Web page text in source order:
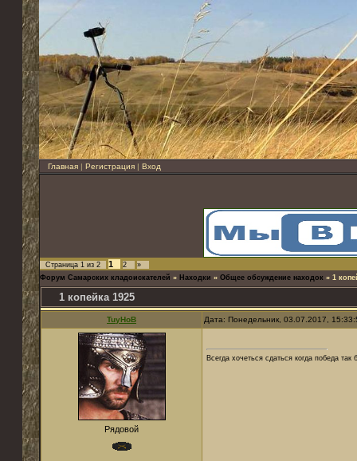
Главная | Регистрация | Вход
Страница 1 из 2 1 2
»
Форум Самарских кладоискателей » Находки » Общее обсуждение находок » 1
1 копейка 1925
TuyHoB Дата: Понедельник, 03.07.2017,
Рядовой
Всегда хочеться сдаться когда победа так